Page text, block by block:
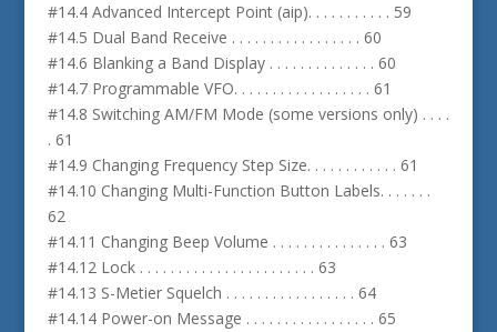
#14.4 Advanced Intercept Point (aip). . . . . . . . . . . 59
#14.5 Dual Band Receive . . . . . . . . . . . . . . . . . 60
#14.6 Blanking a Band Display . . . . . . . . . . . . . . 60
#14.7 Programmable VFO. . . . . . . . . . . . . . . . . . 61
#14.8 Switching AM/FM Mode (some versions only) . . . .
. 61
#14.9 Changing Frequency Step Size. . . . . . . . . . . . 61
#14.10 Changing Multi-Function Button Labels. . . . . . .
62
#14.11 Changing Beep Volume . . . . . . . . . . . . . . . 63
#14.12 Lock . . . . . . . . . . . . . . . . . . . . . . . 63
#14.13 S-Metier Squelch . . . . . . . . . . . . . . . . . 64
#14.14 Power-on Message . . . . . . . . . . . . . . . . . 65